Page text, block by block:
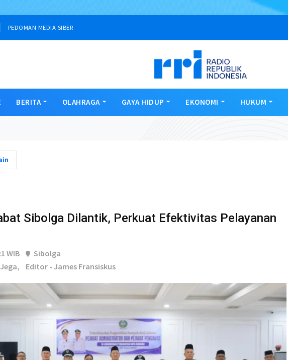
PEDOMAN MEDIA SIBER
BERITA OLAHRAGA GAYA HIDUP EKONOMI HUKUM
Sibolga Dilantik, Perkuat Efektivitas Pelayanan
WIB
Sibolga
Editor - James Fransiskus